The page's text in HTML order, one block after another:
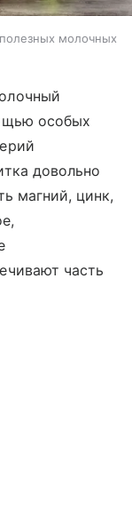
молочных
особых
довольно
магний, цинк,
часть